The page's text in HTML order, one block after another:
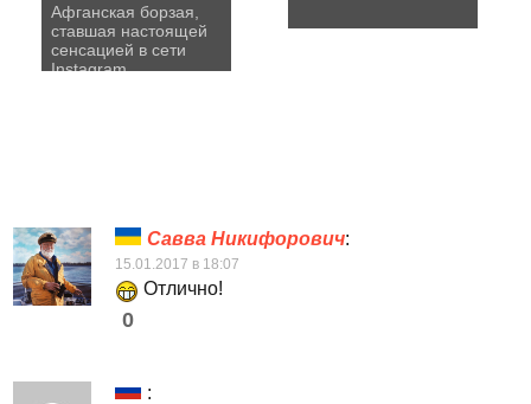
Афганская борзая,
ставшая настоящей
сенсацией в сети
Instagram
Савва Никифорович:
15.01.2017 в 18:07
Отлично!
0
: